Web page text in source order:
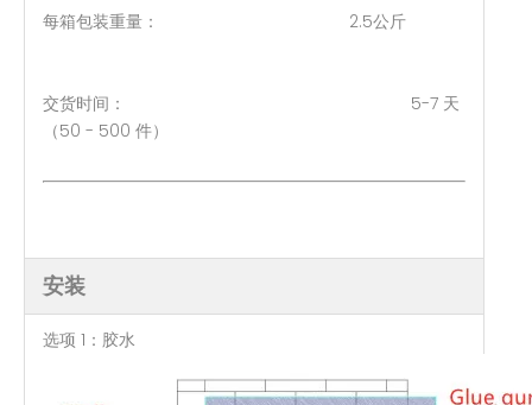
每箱包装重量： 2.5公斤
交货时间： 5-7 天
（50 - 500 件）
安装
选项 1：胶水